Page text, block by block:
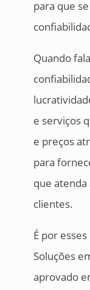
para que
Quando
e serviços
e preços
para
que atenda
clientes.
É por
Soluções
aprovado